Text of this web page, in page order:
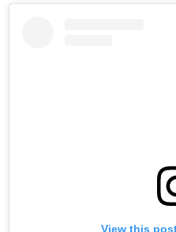
View this